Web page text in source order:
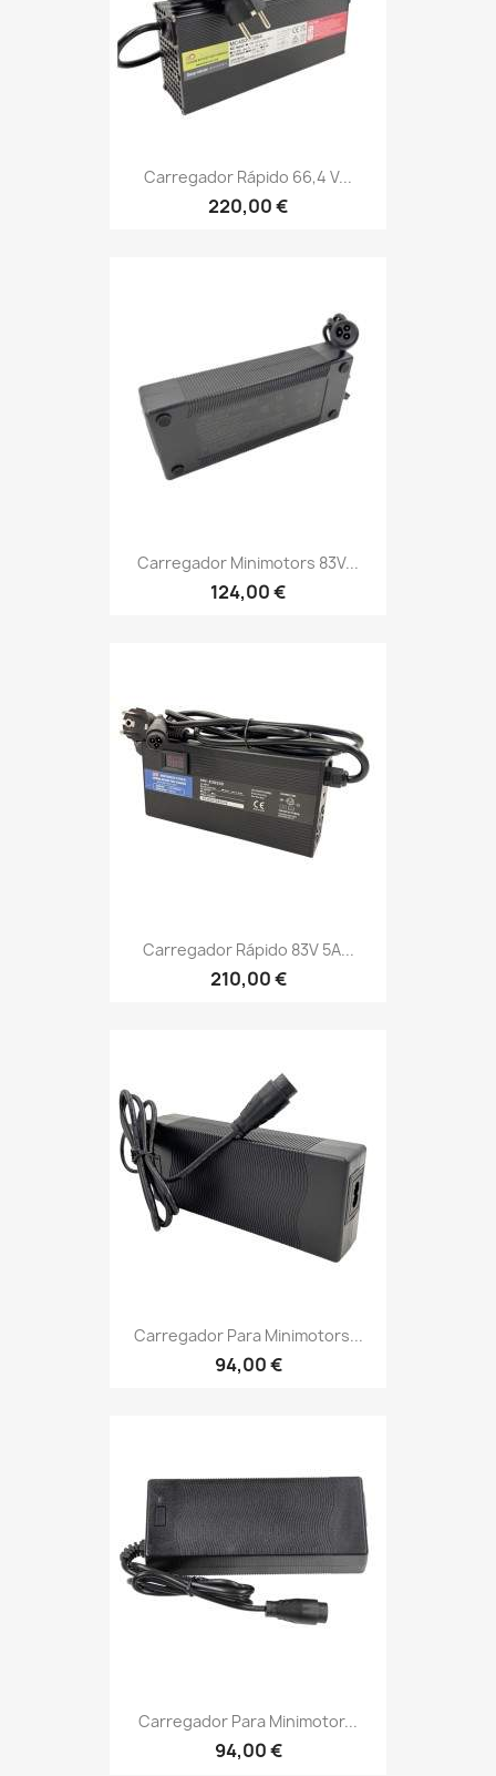
Carregador Rápido 66,4 V...
220,00 €
Carregador Minimotors 83V...
124,00 €
Carregador Rápido 83V 5A...
210,00 €
Carregador Para Minimotors...
94,00 €
Carregador Para Minimotor...
94,00 €